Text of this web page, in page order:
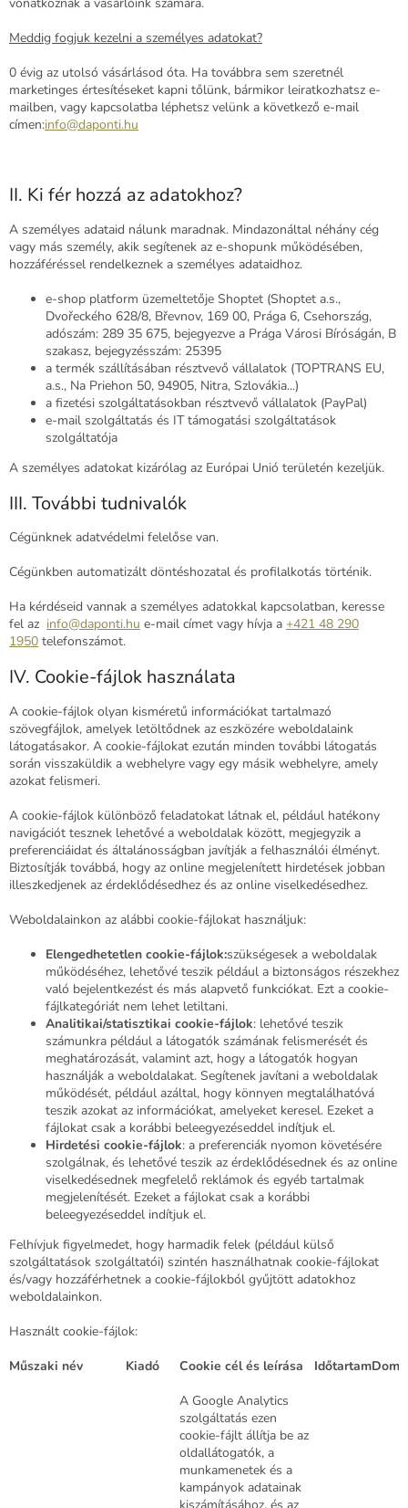
Meddig fogjuk kezelni a személyes adatokat?
0 évig az utolsó vásárlásod óta. Ha továbbra sem szeretnél
marketinges értesítéseket kapni tőlünk, bármikor leiratkozhatsz e-
mailben, vagy kapcsolatba léphetsz velünk a következő e-mail
címen:info@daponti.hu
II. Ki fér hozzá az adatokhoz?
A személyes adataid nálunk maradnak. Mindazonáltal néhány cég
vagy más személy, akik segítenek az e-shopunk működésében,
hozzáféréssel rendelkeznek a személyes adataidhoz.
e-shop platform üzemeltetője Shoptet (Shoptet a.s.,
Dvořeckého 628/8, Břevnov, 169 00, Prága 6, Csehország,
adószám: 289 35 675, bejegyezve a Prága Városi Bíróságán, B
szakasz, bejegyzésszám: 25395
a termék szállításában résztvevő vállalatok (TOPTRANS EU,
a.s., Na Priehon 50, 94905, Nitra, Szlovákia...)
a fizetési szolgáltatásokban résztvevő vállalatok (PayPal)
e-mail szolgáltatás és IT támogatási szolgáltatások
szolgáltatója
A személyes adatokat kizárólag az Európai Unió területén kezeljük.
III. További tudnivalók
Cégünknek adatvédelmi felelőse van.
Cégünkben automatizált döntéshozatal és profilalkotás történik.
Ha kérdéseid vannak a személyes adatokkal kapcsolatban, keresse
fel az info@daponti.hu e-mail címet vagy hívja a +421 48 290
1950 telefonszámot.
IV. Cookie-fájlok használata
A cookie-fájlok olyan kisméretű információkat tartalmazó
szövegfájlok, amelyek letöltődnek az eszközére weboldalaink
látogatásakor. A cookie-fájlokat ezután minden további látogatás
során visszaküldik a webhelyre vagy egy másik webhelyre, amely
azokat felismeri.
A cookie-fájlok különböző feladatokat látnak el, például hatékony
navigációt tesznek lehetővé a weboldalak között, megjegyzik a
preferenciáidat és általánosságban javítják a felhasználói élményt.
Biztosítják továbbá, hogy az online megjelenített hirdetések jobban
illeszkedjenek az érdeklődésedhez és az online viselkedésedhez.
Weboldalainkon az alábbi cookie-fájlokat használjuk:
Elengedhetetlen cookie-fájlok:szükségesek a weboldalak
működéséhez, lehetővé teszik például a biztonságos részekhez
való bejelentkezést és más alapvető funkciókat. Ezt a cookie-
fájlkategóriát nem lehet letiltani.
Analitikai/statisztikai cookie-fájlok: lehetővé teszik
számunkra például a látogatók számának felismerését és
meghatározását, valamint azt, hogy a látogatók hogyan
használják a weboldalakat. Segítenek javítani a weboldalak
működését, például azáltal, hogy könnyen megtalálhatóvá
teszik azokat az információkat, amelyeket keresel. Ezeket a
fájlokat csak a korábbi beleegyezéseddel indítjuk el.
Hirdetési cookie-fájlok: a preferenciák nyomon követésére
szolgálnak, és lehetővé teszik az érdeklődésednek és az online
viselkedésednek megfelelő reklámok és egyéb tartalmak
megjelenítését. Ezeket a fájlokat csak a korábbi
beleegyezéseddel indítjuk el.
Felhívjuk figyelmedet, hogy harmadik felek (például külső
szolgáltatások szolgáltatói) szintén használhatnak cookie-fájlokat
és/vagy hozzáférhetnek a cookie-fájlokból gyűjtött adatokhoz
weboldalainkon.
Használt cookie-fájlok:
Műszaki név
Kiadó Cookie cél és leírása Időtartam
A Google Analytics
szolgáltatás ezen
cookie-fájlt állítja be az
oldallátogatók, a
munkamenetek és a
kampányok adatainak